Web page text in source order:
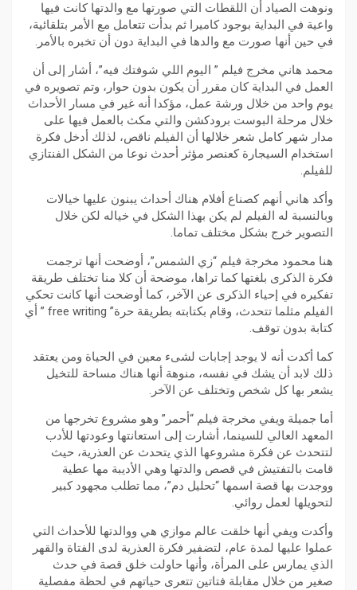
ونوهت الصياد أن اللقطات التي صورتها مع والدتها كانت فيها
واعية في البداية بوجود كاميرا ثم بدأت تتعامل مع الأمر بتلقائية،
في حين أنها صورت مع والدها في البداية دون أن تخبره بالأمر.
محمد هاني مخرج فيلم ” اليوم اللي شوفتك فيه”، أشار إلى أن
العمل في البداية كان مقرر أن يكون بدون حوار، وتم تصويره في
يوم واحد من خلال ورشة عمل، مؤكدا أنه غير في مسار الأحداث
خلال مرحلة البوست برودكشن والتي مكث بالعمل فيها على
مدار شهر كامل شعر خلالها أن الفيلم ناقص، لذلك أدخل فكرة
استخدام السيجارة كعنصر مؤثر أحدث نوعا من الشكل الفنتازي
للفيلم.
وأكد هاني أنهم كصناع أفلام هناك أحداث يبنون عليها خيالات
وبالنسبة له الفيلم لم يكن بهذا الشكل في خياله لكن خلال
التصوير خرج بشكل مختلف تماما.
هنا محمود مخرجة فيلم “زي الشمس”، أوضحت أنها ترجمت
فكرة الذكرى بلغتها كما تراها، موضحة أن كلا منا تختلف طريقة
تفكيره في إحياء الذكرى عن الآخر، كما أوضحت أنها كانت تحكي
الفيلم مثلما تتحدث، وقام بكتابته بطريقة حرة” free writing ” أي
كتابة بدون توقف.
كما أكدت أنه لا يوجد إجابات لشىء معين في الحياة ومن يعتقد
ذلك لابد أن يشك في نفسه، منوهة أنها هناك مساحة للتخيل
يشعر بها كل شخص وتختلف عن الآخر.
أما جميلة ويفي مخرجة فيلم “أحمر” وهو مشروع تخرجها من
المعهد العالي للسينما، أشارت إلى استعانتها وعودتها للأدب
لتتحدث عن فكرة مشروعها الذي يتحدث عن العذرية، حيث
قامت بالتفتيش في قصص والدتها وهي الأديبة مها عطية
ووجدت بها قصة اسمها “تحليل دم”، مما تطلب مجهود كبير
لتحويلها لعمل روائي.
وأكدت ويفي أنها خلقت عالم موازي هي ووالدتها للأحداث التي
عملوا عليها لمدة عام، لتضفير فكرة العذرية لدى الفتاة والقهر
الذي يمارس على المرأة، وأنها حاولت خلق قصة في حدث
صغير من خلال مقابلة فتاتين تتعرى حياتهم في لحظة مفصلية